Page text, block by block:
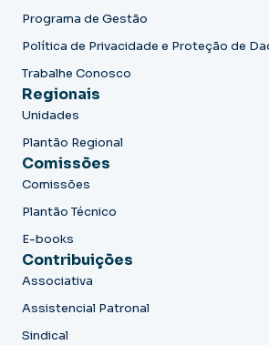
Programa de Gestão
Política de Privacidade e Proteção de
Trabalhe Conosco
Regionais
Unidades
Plantão Regional
Comissões
Comissões
Plantão Técnico
E-books
Contribuições
Associativa
Assistencial Patronal
Sindical